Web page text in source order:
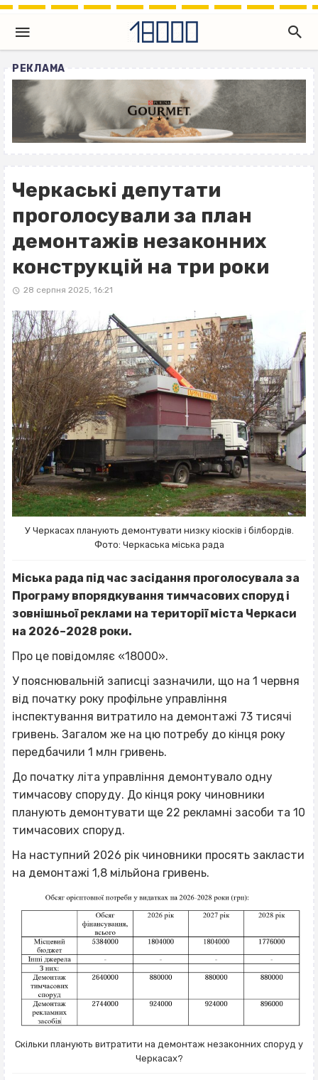
РЕКЛАМА
Черкаські депутати
проголосували за план
демонтажів незаконних
конструкцій на три роки
28 серпня 2025, 16:21
У Черкасах планують демонтувати низку кіосків і білбордів.
Фото: Черкаська міська рада
Міська рада під час засідання проголосувала за
Програму впорядкування тимчасових споруд і
зовнішньої реклами на території міста Черкаси
на 2026–2028 роки.
Про це повідомляє «18000».
У пояснювальній записці зазначили, що на 1 червня
від початку року профільне управління
інспектування витратило на демонтажі 73 тисячі
гривень. Загалом же на цю потребу до кінця року
передбачили 1 млн гривень.
До початку літа управління демонтувало одну
тимчасову споруду. До кінця року чиновники
планують демонтувати ще 22 рекламні засоби та 10
тимчасових споруд.
На наступний 2026 рік чиновники просять закласти
на демонтажі 1,8 мільйона гривень.
Скільки планують витратити на демонтаж незаконних споруд у
Черкасах?